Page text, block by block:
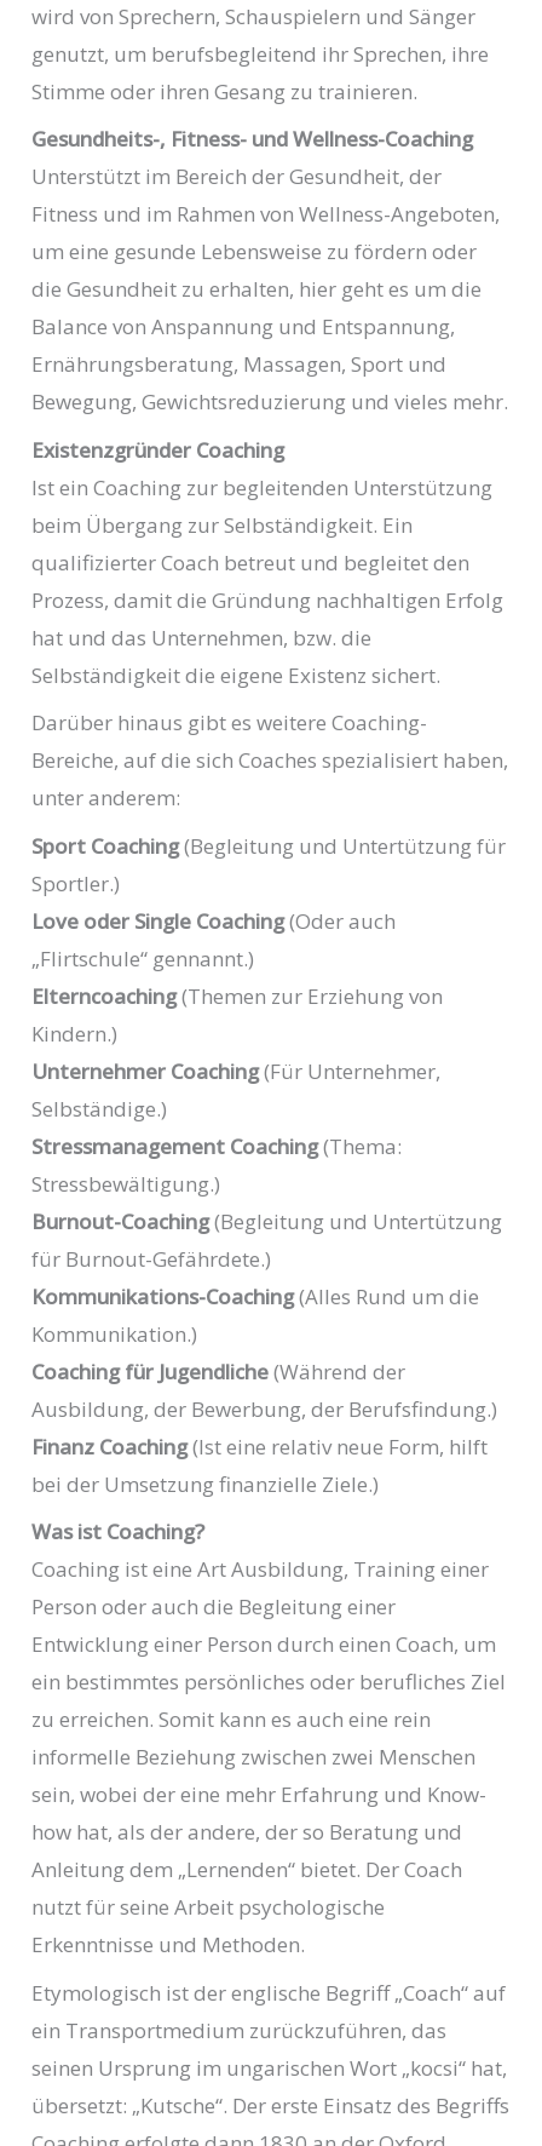
wird von Sprechern, Schauspielern und Sänger
genutzt, um berufsbegleitend ihr Sprechen, ihre
Stimme oder ihren Gesang zu trainieren.
Gesundheits-, Fitness- und Wellness-Coaching
Unterstützt im Bereich der Gesundheit, der
Fitness und im Rahmen von Wellness-Angeboten,
um eine gesunde Lebensweise zu fördern oder
die Gesundheit zu erhalten, hier geht es um die
Balance von Anspannung und Entspannung,
Ernährungsberatung, Massagen, Sport und
Bewegung, Gewichtsreduzierung und vieles mehr.
Existenzgründer Coaching
Ist ein Coaching zur begleitenden Unterstützung
beim Übergang zur Selbständigkeit. Ein
qualifizierter Coach betreut und begleitet den
Prozess, damit die Gründung nachhaltigen Erfolg
hat und das Unternehmen, bzw. die
Selbständigkeit die eigene Existenz sichert.
Darüber hinaus gibt es weitere Coaching-
Bereiche, auf die sich Coaches spezialisiert haben,
unter anderem:
Sport Coaching(Begleitung und Untertützung für
Sportler.)
Love oder Single Coaching(Oder auch
„Flirtschule“ gennannt.)
Elterncoaching(Themen zur Erziehung von
Kindern.)
Unternehmer Coaching(Für Unternehmer,
Selbständige.)
Stressmanagement Coaching(Thema:
Stressbewältigung.)
Burnout-Coaching(Begleitung und Untertützung
für Burnout-Gefährdete.)
Kommunikations-Coaching(Alles Rund um die
Kommunikation.)
Coaching für Jugendliche(Während der
Ausbildung, der Bewerbung, der Berufsfindung.)
Finanz Coaching(Ist eine relativ neue Form, hilft
bei der Umsetzung finanzielle Ziele.)
Was ist Coaching?
Coaching ist eine Art Ausbildung, Training einer
Person oder auch die Begleitung einer
Entwicklung einer Person durch einen Coach, um
ein bestimmtes persönliches oder berufliches Ziel
zu erreichen. Somit kann es auch eine rein
informelle Beziehung zwischen zwei Menschen
sein, wobei der eine mehr Erfahrung und Know-
how hat, als der andere, der so Beratung und
Anleitung dem „Lernenden“ bietet. Der Coach
nutzt für seine Arbeit psychologische
Erkenntnisse und Methoden.
Etymologisch ist der englische Begriff „Coach“ auf
ein Transportmedium zurückzuführen, das
seinen Ursprung im ungarischen Wort „kocsi“ hat,
übersetzt: „Kutsche“. Der erste Einsatz des Begriffs